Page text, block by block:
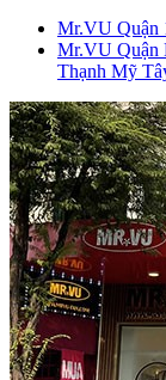
Mr.VU Quận
Mr.VU Quận
Thạnh Mỹ